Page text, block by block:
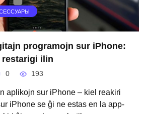
programojn sur iPhone:
ilin
0 193
aplikojn sur iPhone – kiel reakiri
iPhone se ĝi ne estas en la app-